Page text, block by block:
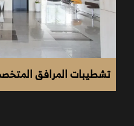
افضل
مراحل تشطيب الشقة على
تشطيبات المرافق